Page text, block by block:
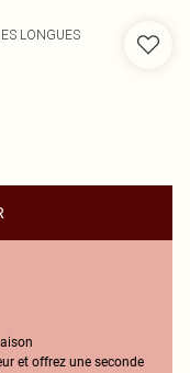
LONGUES
et offrez une seconde